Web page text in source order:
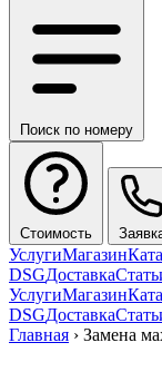
Поиск по номеру
Стоимость
УслугиМагазин
DSGДоставка
УслугиМагазин
DSGДоставка
Главная › Замена